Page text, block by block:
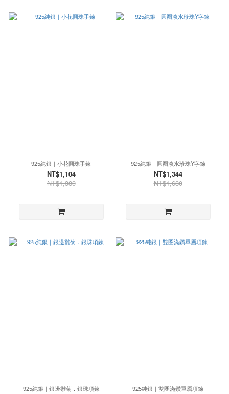
925純銀｜小花圓珠手鍊
NT$1,104
NT$1,380
925純銀｜圓圈淡水珍珠Y字鍊
NT$1,344
NT$1,680
925純銀｜銀邊雛菊．銀珠項鍊 925純銀｜雙圈滿鑽單層項鍊